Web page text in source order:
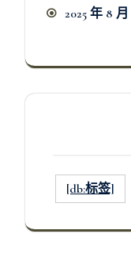
2025 年 8 月
[db:标签]